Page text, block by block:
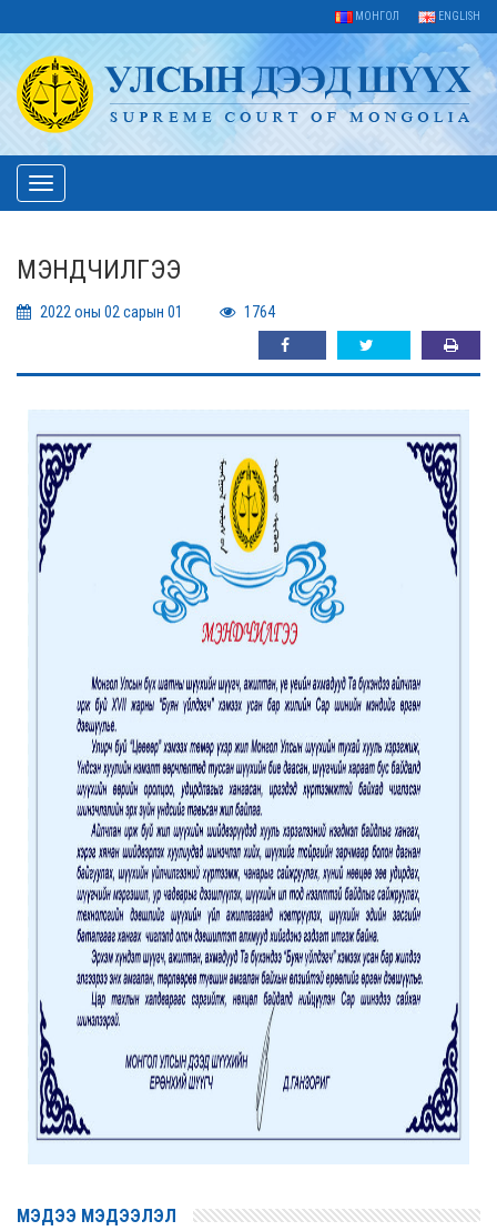
МОНГОЛ ENGLISH
Toggle
navigation
МЭНДЧИЛГЭЭ
2022 оны 02 сарын 01 1764
МЭДЭЭ МЭДЭЭЛЭЛ